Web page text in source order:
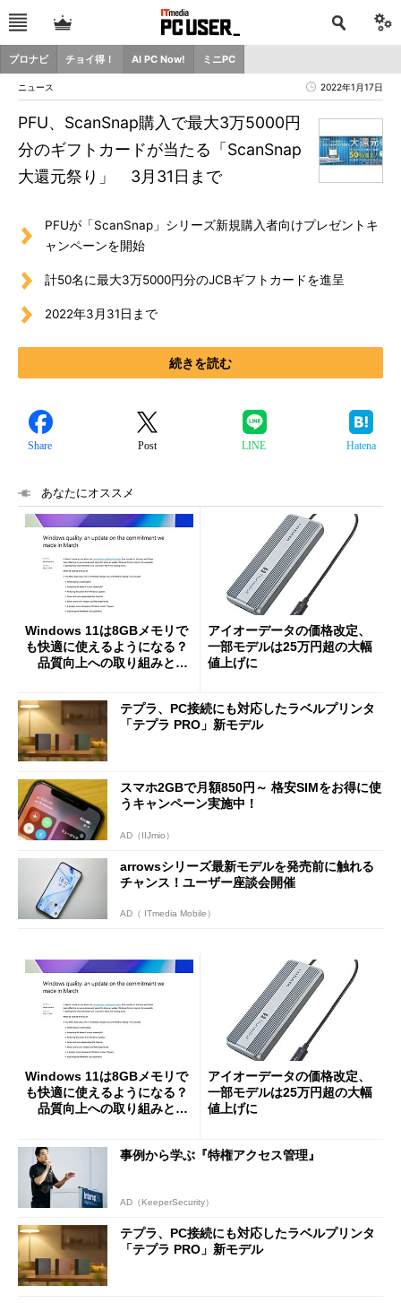
プロナビ チョイ得！ AI PC Now! ミニPC
ニュース 2022年1月17日
PFU、ScanSnap購入で最大3万5000円
分のギフトカードが当たる「ScanSnap
大還元祭り」 3月31日まで
PFUが「ScanSnap」シリーズ新規購入者向けプレゼントキ
ャンペーンを開始
計50名に最大3万5000円分のJCBギフトカードを進呈
2022年3月31日まで
続きを読む
Share Post LINE Hatena
あなたにオススメ
Windows 11は8GBメモリで
も快適に使えるようになる？
品質向上への取り組みと
アイオーデータの価格改定、
一部モデルは25万円超の大幅
値上げに
テプラ、PC接続にも対応したラベルプリンタ
「テプラ PRO」新モデル
スマホ2GBで月額850円～ 格安SIMをお得に使
うキャンペーン実施中！
AD（IIJmio）
arrowsシリーズ最新モデルを発売前に触れる
チャンス！ユーザー座談会開催
AD（ ITmedia Mobile）
Windows 11は8GBメモリで
も快適に使えるようになる？
品質向上への取り組みと
アイオーデータの価格改定、
一部モデルは25万円超の大幅
値上げに
事例から学ぶ『特権アクセス管理』
AD（KeeperSecurity）
テプラ、PC接続にも対応したラベルプリンタ
「テプラ PRO」新モデル